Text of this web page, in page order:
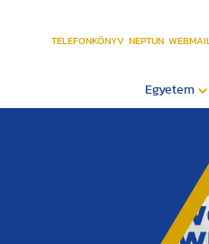
TELEFONKÖNYV NEPTUN WEBMAIL
Egyetem